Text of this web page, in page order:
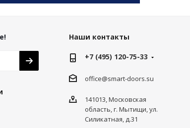
Наши контакты
+7 (495) 120-75-33
office@smart-doors.su
141013, Московская
область, г. Мытищи, ул.
Силикатная, д.31